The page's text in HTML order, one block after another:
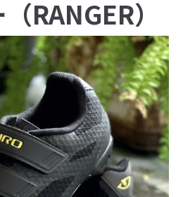
RANGER）